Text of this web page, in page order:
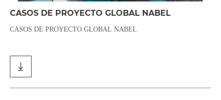
CASOS DE PROYECTO GLOBAL NABEL
CASOS DE PROYECTO GLOBAL NABEL